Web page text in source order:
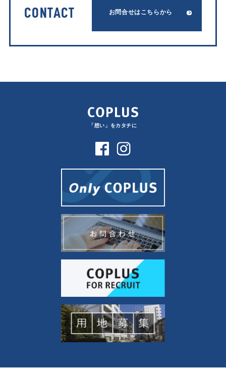
CONTACT お問合せはこちらから
「想い」をカタチに